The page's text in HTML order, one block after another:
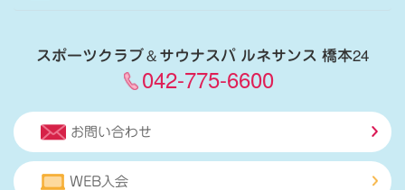
スポーツクラブ＆サウナスパ ルネサンス 橋本24
042-775-6600
お問い合わせ
WEB入会